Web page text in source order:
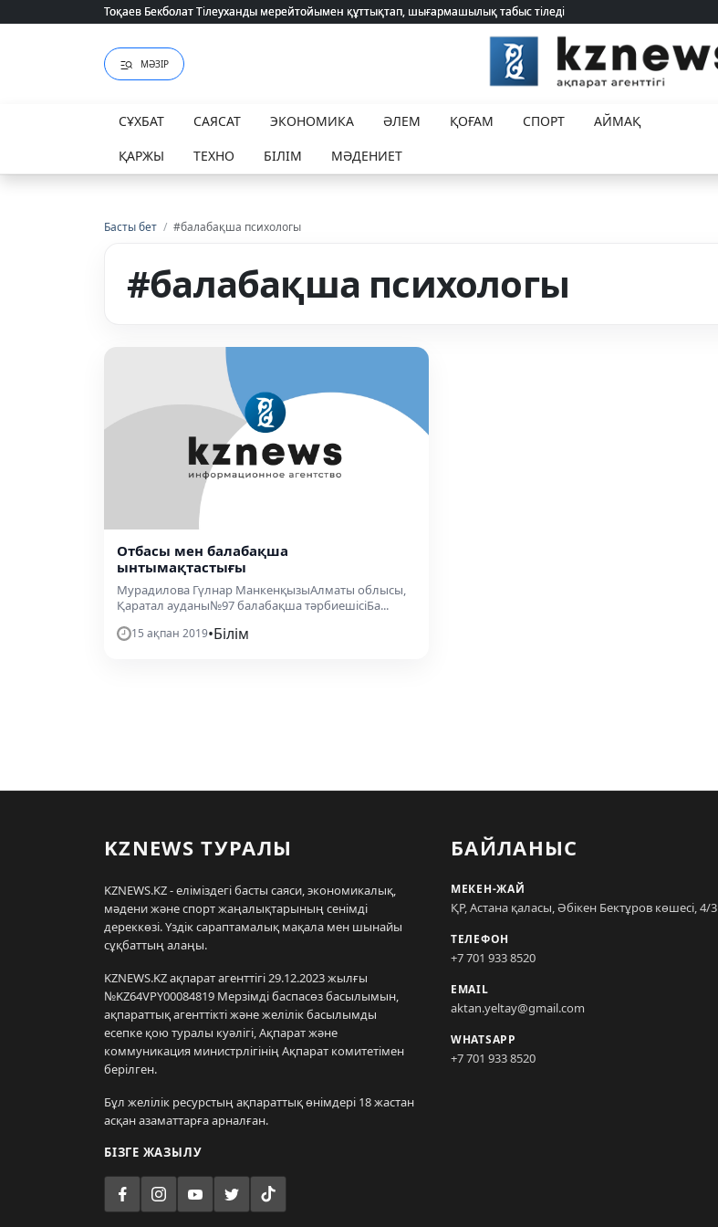
Тоқаев Бекболат Тілеуханды мерейтойымен құттықтап, шығармашылық табыс тіледі
Тоқаев Бекболат Тілеуханды мерейтойымен құттықтап, шығармашылық табыс тіледі
МӘЗІР
СҰХБАТ САЯСАТ ЭКОНОМИКА ӘЛЕМ ҚОҒАМ СПОРТ
АЙМАҚ
ҚАРЖЫ
ТЕХНО БІЛІМ МӘДЕНИЕТ
Басты бет / #балабақша психологы
#балабақша психологы
Отбасы мен балабақша
ынтымақтастығы
Мурадилова Гүлнар МанкенқызыАлматы облысы,
Қаратал ауданы№97 балабақша тәрбиешісіБа...
15 ақпан 2019•Білім
KZNEWS ТУРАЛЫ
KZNEWS.KZ - еліміздегі басты саяси, экономикалық,
мәдени және спорт жаңалықтарының сенімді
дереккөзі. Үздік сараптамалық мақала мен шынайы
сұқбаттың алаңы.
KZNEWS.KZ ақпарат агенттігі 29.12.2023 жылғы
№KZ64VPY00084819 Мерзімді баспасөз басылымын,
ақпараттық агенттікті және желілік басылымды
есепке қою туралы куәлігі, Ақпарат және
коммуникация министрлігінің Ақпарат комитетімен
берілген.
Бұл желілік ресурстың ақпараттық өнімдері 18 жастан
асқан азаматтарға арналған.
БІЗГЕ ЖАЗЫЛУ
БАЙЛАНЫС
МЕКЕН-ЖАЙ
ҚР, Астана қаласы, Әбікен Бектұров көшесі, 4/3
ТЕЛЕФОН
+7 701 933 8520
EMAIL
aktan.yeltay@gmail.com
WHATSAPP
+7 701 933 8520